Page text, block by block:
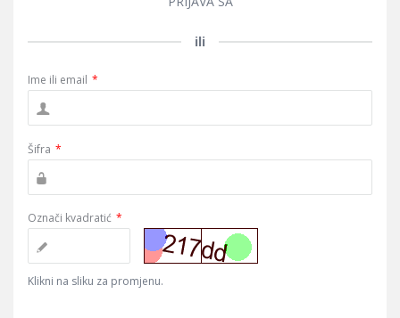
ili
Ime ili email *
Šifra *
Označi kvadratić *
Klikni na sliku za promjenu.